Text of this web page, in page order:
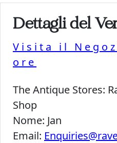
Dettagli del
Visita il
ore
The Antique Stores:
Shop
Nome: Jan
Email: